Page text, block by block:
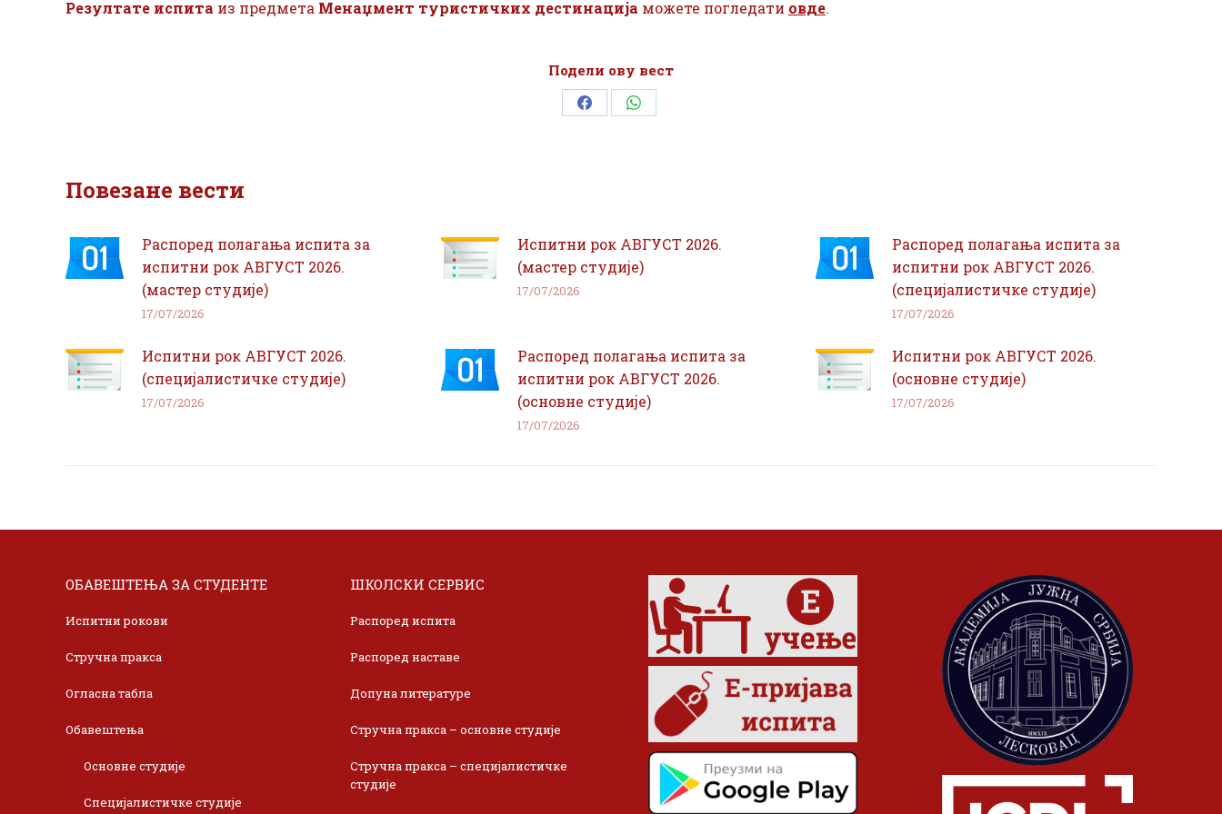
Резултате испита из предмета Менаџмент туристичких дестинација можете погледати овде.
Подели ову вест
Share Share
Повезане вести
Распоред полагања испита за
испитни рок АВГУСТ 2026.
(мастер студије)
17/07/2026
Испитни рок АВГУСТ 2026.
(мастер студије)
17/07/2026
Распоред полагања испита за
испитни рок АВГУСТ 2026.
(специјалистичке студије)
17/07/2026
Испитни рок АВГУСТ 2026.
(специјалистичке студије)
17/07/2026
Распоред полагања испита за
испитни рок АВГУСТ 2026.
(основне студије)
17/07/2026
Испитни рок АВГУСТ 2026.
(основне студије)
17/07/2026
ОБАВЕШТЕЊА ЗА СТУДЕНТЕ
Испитни рокови
Стручна пракса
Огласна табла
Обавештења
Основне студије
Специјалистичке студије
ШКОЛСКИ СЕРВИС
Распоред испита
Распоред наставе
Допуна литературе
Стручна пракса – основне студије
Стручна пракса – специјалистичке
студије